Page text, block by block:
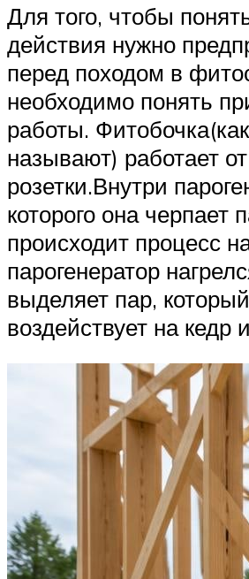
Для того, чтобы
действия нужно
перед походом в
необходимо понять
работы.
называют) работает от
розетки.Внутри
которого она черпает
происходит процесс
парогенератор
выделяет пар, который
воздействует на кедр